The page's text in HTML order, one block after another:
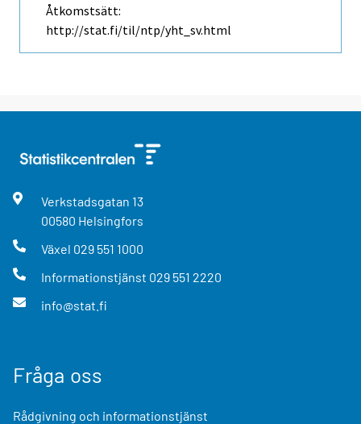
Åtkomstsätt:
http://stat.fi/til/ntp/yht_sv.html
Verkstadsgatan 13
00580 Helsingfors
Växel 029 551 1000
Informationstjänst 029 551 2220
info@stat.fi
Fråga oss
Rådgivning och informationstjänst